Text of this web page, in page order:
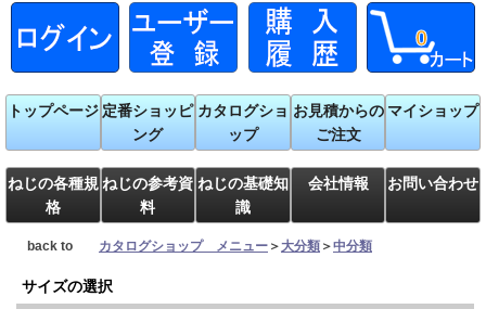
0
トップページ 定番ショッピ
ング
カタログショ
ップ
お見積からの
ご注文
マイショップ
ねじの各種規
格
ねじの参考資
料
ねじの基礎知
識
会社情報 お問い合わせ
back to カタログショップ メニュー ＞大分類 ＞中分類
サイズの選択